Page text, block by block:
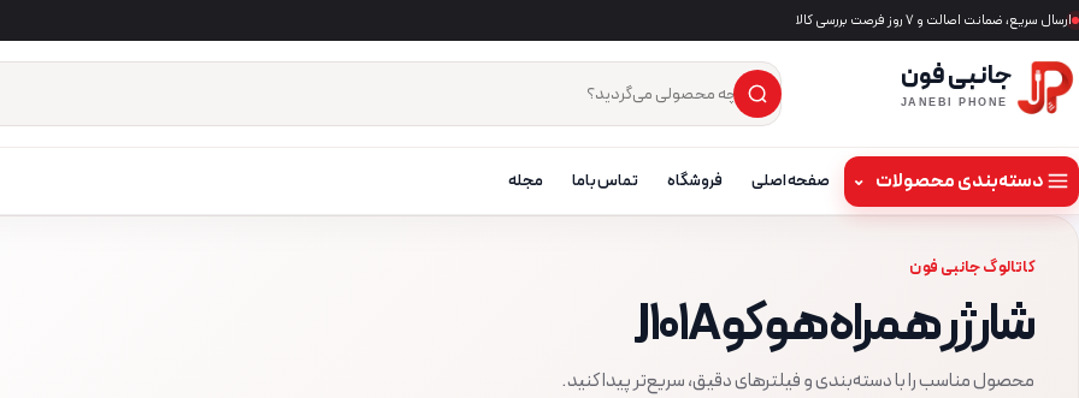
ارسال سریع، ضمانت اصالت و ۷ روز فرصت بررسی کالا
جانبی فون
JANEBI PHONE جست‌وجوی محصول
×
دسته‌بندی محصولات ⌄ صفحه اصلی فروشگاه تماس باما مجله
کاتالوگ جانبی فون
شارژر همراه هوکو J101A
محصول مناسب را با دسته‌بندی و فیلترهای دقیق، سریع‌تر پیدا کنید.